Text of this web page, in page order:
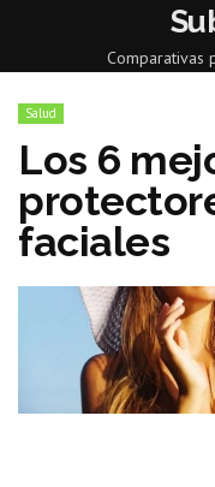
Comparativas
Salud
Los 6
faciales